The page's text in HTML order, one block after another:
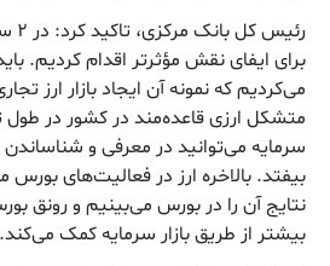
برای ایفای نقش مؤثرتر اقدام کردیم.
می‌کردیم که نمونه آن ایجاد بازار ارز
متشکل ارزی قاعده‌مند در کشور در طول
سرمایه می‌توانید در معرفی و شناساندن
بیفتد. بالاخره ارز در فعالیت‌های
نتایج آن را در بورس می‌بینیم و رونق
بیشتر از طریق بازار سرمایه کمک می‌کند.